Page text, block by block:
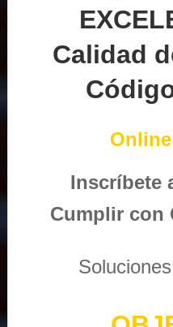
Calidad
Inscríbete
Cumplir con